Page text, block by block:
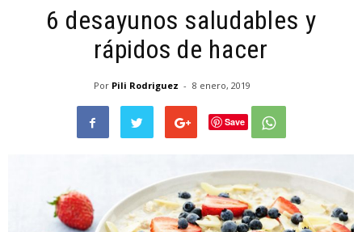
6 desayunos saludables y
rápidos de hacer
Por Pili Rodriguez - 8 enero, 2019
Save